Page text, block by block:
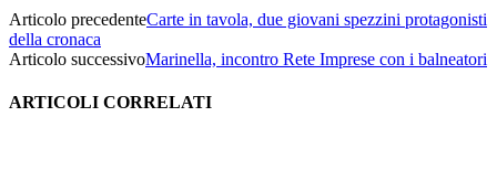
Articolo precedenteCarte in tavola, due giovani spezzini protagonisti
della cronaca
Articolo successivoMarinella, incontro Rete Imprese con i balneatori
ARTICOLI CORRELATI